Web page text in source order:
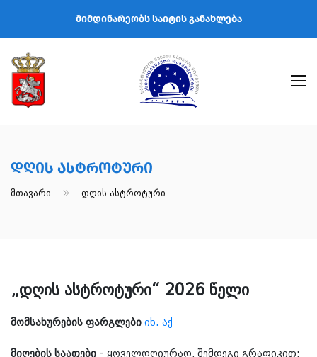
მიმდინარეობს საიტის განახლება
Დღის Ასტროტური
Მთავარი Დღის Ასტროტური
„დღის ასტროტური“ 2026 წელი
მომსახურების ფარგლები იხ. აქ
მიღების საათები - ყოველდღიურად, შემდეგი გრაფიკით: